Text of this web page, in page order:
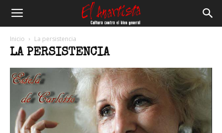
Anartista
Inicio La persistencia
LA PERSISTENCIA